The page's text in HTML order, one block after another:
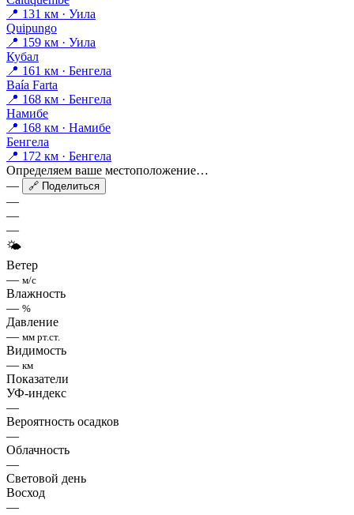
📍 131 км · Уила
Quipungo
📍 159 км · Уила
Кубал
📍 161 км · Бенгела
Baía Farta
📍 168 км · Бенгела
Намибе
📍 168 км · Намибе
Бенгела
📍 172 км · Бенгела
Определяем ваше местоположение…
—
🔗 Поделиться
—
—
—
🌤
Ветер
— м/с
Влажность
— %
Давление
— мм рт.ст.
Видимость
— км
Показатели
УФ-индекс
—
Вероятность осадков
—
Облачность
—
Световой день
Восход
—